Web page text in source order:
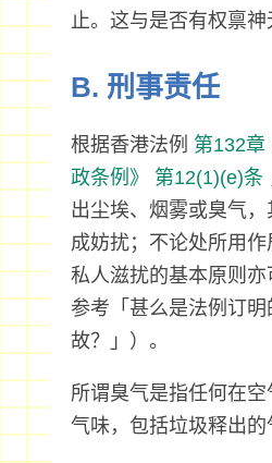
止。这与是否有权禀神
B. 刑事责任
根据香港法例 第132章
政条例》
第12(1)(e)条
出尘埃、烟雾或臭气
成妨扰；不论处所用
私人滋扰的基本原则
参考「甚么是法例订明
故？」）。
所谓臭气是指任何在
气味，包括垃圾释出的